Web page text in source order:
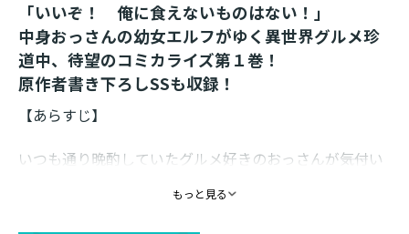
「いいぞ！ 俺に食えないものはない！」
中身おっさんの幼女エルフがゆく異世界グルメ珍
道中、待望のコミカライズ第１巻！
原作者書き下ろしSSも収録！
【あらすじ】
いつも通り晩酌していたグルメ好きのおっさんが――気付い
一人いない森の中。食べ物を探さなくてはと思い周囲の
もっと見る